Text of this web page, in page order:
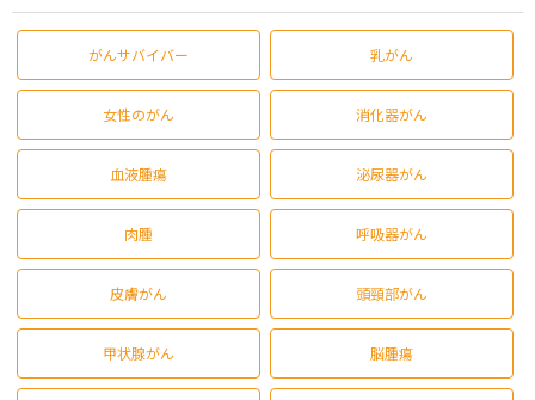
がんサバイバー 乳がん
女性のがん 消化器がん
血液腫瘍 泌尿器がん
肉腫 呼吸器がん
皮膚がん 頭頸部がん
甲状腺がん 脳腫瘍